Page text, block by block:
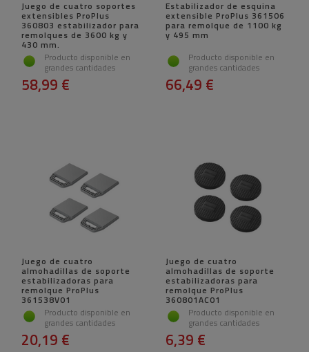
Juego de cuatro soportes
extensibles ProPlus
360803 estabilizador para
remolques de 3600 kg y
430 mm.
Producto disponible en
grandes cantidades
58,99 €
Estabilizador de esquina
extensible ProPlus 361506
para remolque de 1100 kg
y 495 mm
Producto disponible en
grandes cantidades
66,49 €
Juego de cuatro
almohadillas de soporte
estabilizadoras para
remolque ProPlus
361538V01
Producto disponible en
grandes cantidades
20,19 €
Juego de cuatro
almohadillas de soporte
estabilizadoras para
remolque ProPlus
360801AC01
Producto disponible en
grandes cantidades
6,39 €